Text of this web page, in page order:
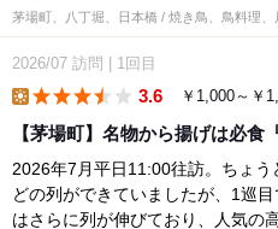
茅場町、八丁堀、日本橋 / 焼き鳥、鳥料理、
2026/07 訪問 1回目
3.6 ￥1,000～￥
【茅場町】名物から揚げは必食
2026年7月平日11:00往訪。ちょ
どの列ができていましたが、1巡
はさらに列が伸びており、人気の